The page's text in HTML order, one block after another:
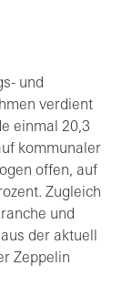
und
verdient
einmal 20,3
kommunaler
offen, auf
Zugleich
und
der aktuell
Zeppelin